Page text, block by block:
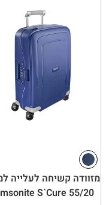
מזוודה קשיחה לעלייה
S`Cure 55/20